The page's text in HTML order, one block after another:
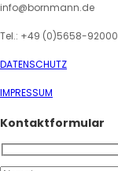
info@bornmann.de
Tel.: +49 (0)5658-92000
DATENSCHUTZ
IMPRESSUM
Kontaktformular